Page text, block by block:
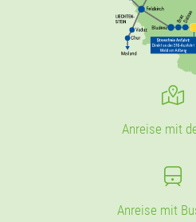
Anreise mit
Anreise mit